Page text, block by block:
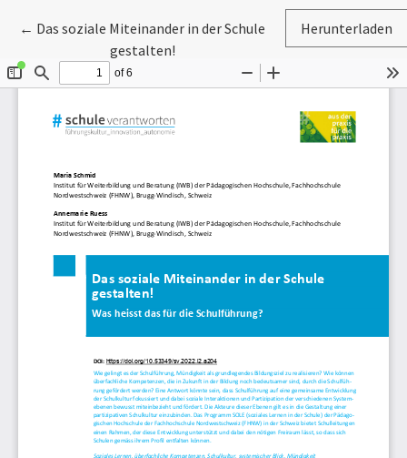
← Zu Artikeldetails zurückkehren
Das soziale Miteinander in der Schule
gestalten!
Herunterladen